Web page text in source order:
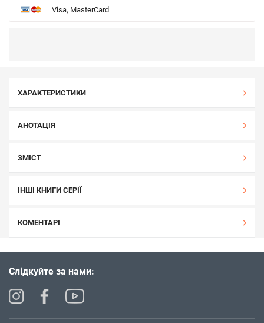
Visa, MasterCard
ХАРАКТЕРИСТИКИ
АНОТАЦІЯ
ЗМІСТ
ІНШІ КНИГИ СЕРІЇ
КОМЕНТАРІ
Слідкуйте за нами: